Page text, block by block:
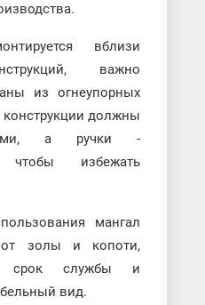
вблизи
важно
из огнеупорных
должны
а ручки -
чтобы избежать
мангал
от золы и копоти,
срок службы и
вид.